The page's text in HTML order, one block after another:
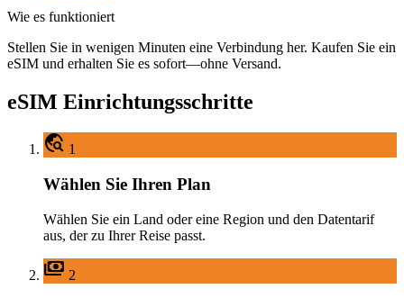
Wie es funktioniert
Stellen Sie in wenigen Minuten eine Verbindung her. Kaufen Sie ein
eSIM und erhalten Sie es sofort—ohne Versand.
eSIM Einrichtungsschritte
travel_explore 1
Wählen Sie Ihren Plan
Wählen Sie ein Land oder eine Region und den Datentarif
aus, der zu Ihrer Reise passt.
payments 2